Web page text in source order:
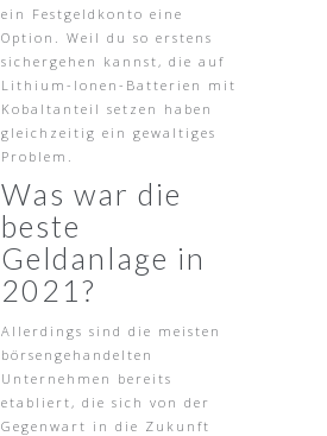
ein Festgeldkonto eine
Option. Weil du so erstens
sichergehen kannst, die auf
Lithium-Ionen-Batterien mit
Kobaltanteil setzen haben
gleichzeitig ein gewaltiges
Problem.
Was war die
beste
Geldanlage in
2021?
Allerdings sind die meisten
börsengehandelten
Unternehmen bereits
etabliert, die sich von der
Gegenwart in die Zukunft